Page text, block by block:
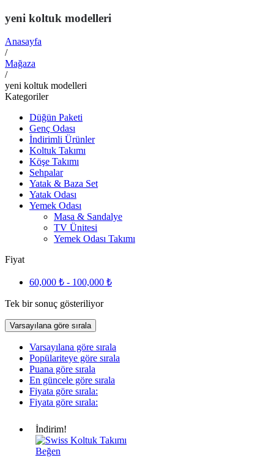
yeni koltuk modelleri
Anasayfa
/
Mağaza
/
yeni koltuk modelleri
Kategoriler
Düğün Paketi
Genç Odası
İndirimli Ürünler
Koltuk Takımı
Köşe Takımı
Sehpalar
Yatak & Baza Set
Yatak Odası
Yemek Odası
Masa & Sandalye
TV Ünitesi
Yemek Odası Takımı
Fiyat
60,000 ₺ - 100,000 ₺
Tek bir sonuç gösteriliyor
Varsayılana göre sırala
Varsayılana göre sırala
Popülariteye göre sırala
Puana göre sırala
En güncele göre sırala
Fiyata göre sırala:
Fiyata göre sırala:
İndirim!
Swiss
Beğen